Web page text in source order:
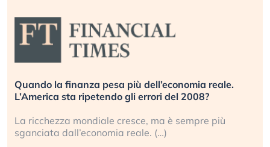
Quando la finanza pesa più dell’economia reale.
L’America sta ripetendo gli errori del 2008?
La ricchezza mondiale cresce, ma è sempre più
sganciata dall’economia reale. (…)